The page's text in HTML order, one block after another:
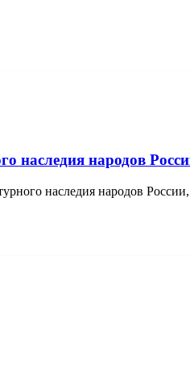
наследия народов
наследия народов